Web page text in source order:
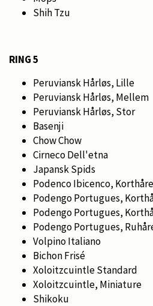
Shih Tzu
RING 5
Peruviansk Hårløs, Lille
Peruviansk Hårløs, Mellem
Peruviansk Hårløs, Stor
Basenji
Chow Chow
Cirneco Dell'etna
Japansk Spids
Podenco Ibicenco,
Podengo Portugues,
Podengo Portugues,
Podengo Portugues,
Volpino Italiano
Bichon Frisé
Xoloitzcuintle Standard
Xoloitzcuintle, Miniature
Shikoku